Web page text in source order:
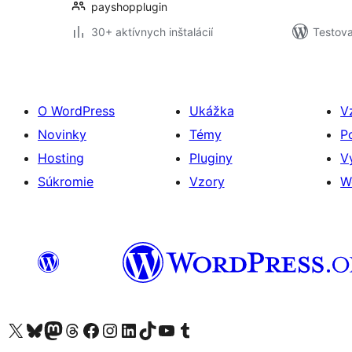
payshopplugin
30+ aktívnych inštalácií
O WordPress
Novinky
Hosting
Súkromie
Ukážka
Témy
Pluginy
Vzory
Navštívte náš účet na X (predtým Twitter)
Navštívte náš účet na platforme Bluesky
Navštívte náš účet na Mastodone
Navštívte náš účet na platforme Threads
Navštívte našu stránku na Facebooku
Navštívte náš účet Instagram
Navštívte náš účet LinkedIn
Navštívte náš účet na platforme TikTok
Navštívte náš kanál YouTube
Navštívte náš účet na platforme Tumblr